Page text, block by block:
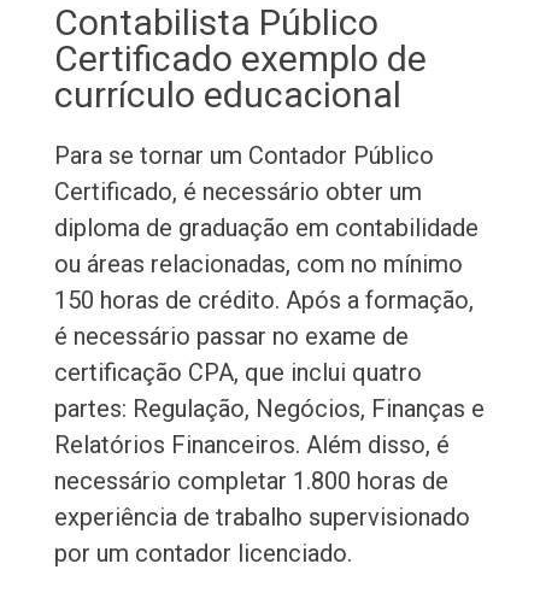
Contabilista Público
Certificado exemplo de
currículo educacional
Para se tornar um Contador Público
Certificado, é necessário obter um
diploma de graduação em contabilidade
ou áreas relacionadas, com no mínimo
150 horas de crédito. Após a formação,
é necessário passar no exame de
certificação CPA, que inclui quatro
partes: Regulação, Negócios, Finanças e
Relatórios Financeiros. Além disso, é
necessário completar 1.800 horas de
experiência de trabalho supervisionado
por um contador licenciado.